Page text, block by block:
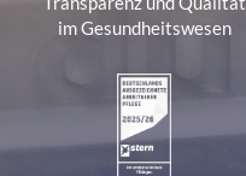
im Gesundheitswesen